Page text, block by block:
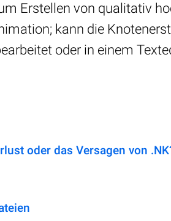
Erstellen von qualitativ
kann die
oder in einem
oder das Versagen von